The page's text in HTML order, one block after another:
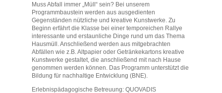
Muss Abfall immer „Müll“ sein? Bei unserem
Programmbaustein werden aus ausgedienten
Gegenständen nützliche und kreative Kunstwerke. Zu
Beginn erfährt die Klasse bei einer temporeichen Rallye
interessante und erstaunliche Dinge rund um das Thema
Hausmüll. Anschließend werden aus mitgebrachten
Abfällen wie z.B. Altpapier oder Getränkekartons kreative
Kunstwerke gestaltet, die anschließend mit nach Hause
genommen werden können. Das Programm unterstützt die
Bildung für nachhaltige Entwicklung (BNE).
Erlebnispädagogische Betreuung: QUOVADIS